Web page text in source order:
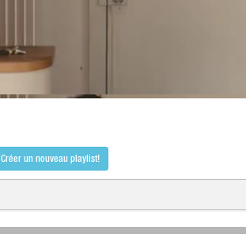
Créer un nouveau playlist!